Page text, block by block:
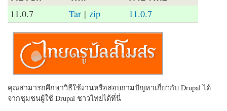
11.0.7 Tar | zip 11.0.7
คุณสามารถศึกษาวิธีใช้งานหรือสอบถามปัญหาเกี่ยวกับ Drupal ได้
จากชุมชนผู้ใช้ Drupal ชาวไทยได้ที่นี่